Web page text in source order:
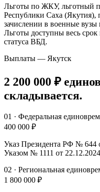
Льготы по ЖКУ, льготный
Республики Саха (Якутия),
зачислении в военные вузы
Льготы доступны весь срок
статуса ВБД.
Выплаты — Якутск
2 200 000 ₽
складывается.
01 · Федеральная
400 000 ₽
Указ Президента РФ № 644
Указом № 1111 от
02 · Региональная
1 800 000 ₽